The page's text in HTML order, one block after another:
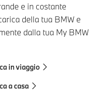
e in costante
della tua BMW e
dalla tua My BMW
in viaggio
a casa